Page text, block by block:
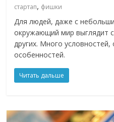
стартап, фишки
Для людей, даже с
окружающий мир выглядит
других. Много условностей,
особенностей.
Читать дальше